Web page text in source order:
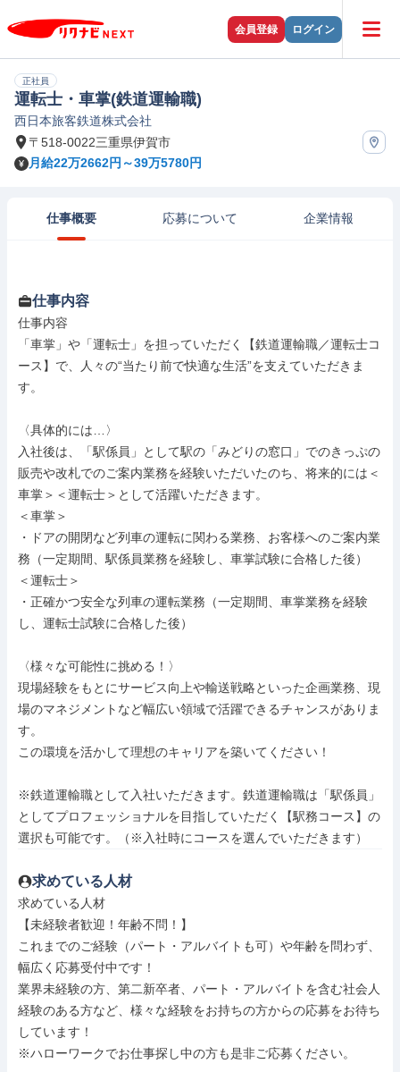
会員登録 ログイン
正社員
運転士・車掌(鉄道運輸職)
西日本旅客鉄道株式会社
〒518-0022三重県伊賀市
月給22万2662円～39万5780円
仕事概要 応募について 企業情報
仕事内容
仕事内容
「車掌」や「運転士」を担っていただく【鉄道運輸職／運転士コ
ース】で、人々の“当たり前で快適な生活”を支えていただきま
す。
〈具体的には…〉
入社後は、「駅係員」として駅の「みどりの窓口」でのきっぷの
販売や改札でのご案内業務を経験いただいたのち、将来的には＜
車掌＞＜運転士＞として活躍いただきます。
＜車掌＞
・ドアの開閉など列車の運転に関わる業務、お客様へのご案内業
務（一定期間、駅係員業務を経験し、車掌試験に合格した後）
＜運転士＞
・正確かつ安全な列車の運転業務（一定期間、車掌業務を経験
し、運転士試験に合格した後）
〈様々な可能性に挑める！〉
現場経験をもとにサービス向上や輸送戦略といった企画業務、現
場のマネジメントなど幅広い領域で活躍できるチャンスがありま
す。
この環境を活かして理想のキャリアを築いてください！
※鉄道運輸職として入社いただきます。鉄道運輸職は「駅係員」
としてプロフェッショナルを目指していただく【駅務コース】の
選択も可能です。（※入社時にコースを選んでいただきます）
求めている人材
求めている人材
【未経験者歓迎！年齢不問！】
これまでのご経験（パート・アルバイトも可）や年齢を問わず、
幅広く応募受付中です！
業界未経験の方、第二新卒者、パート・アルバイトを含む社会人
経験のある方など、様々な経験をお持ちの方からの応募をお待ち
しています！
※ハローワークでお仕事探し中の方も是非ご応募ください。